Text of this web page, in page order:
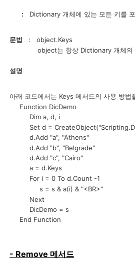
: Dictionary 개체에 있는 모든 키를
문법 : object.Keys
object는 항상 Dictionary 개체의
설명
아래 코드에서는 Keys 메서드의 사용 방법
Function DicDemo
Dim a, d, i '변수를
Set d =
d.Add "a", "Athens" '키와
d.Add "b", "Belgrade"
d.Add "c", "Cairo"
a = d.Keys '키를 가
For i = 0 To d.Count -1 '배
s = s & a(i) & "<BR>" '결과
Next
DicDemo = s
End Function
- Remove 메서드